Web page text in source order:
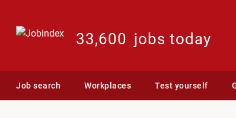
33,600 jobs today
Job search Workplaces Test yourself